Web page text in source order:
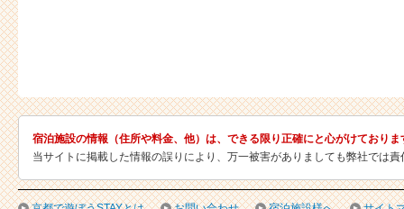
宿泊施設の情報（住所や料金、他）は、できる限り正確にと心がけており
当サイトに掲載した情報の誤りにより、万一被害がありましても弊社では